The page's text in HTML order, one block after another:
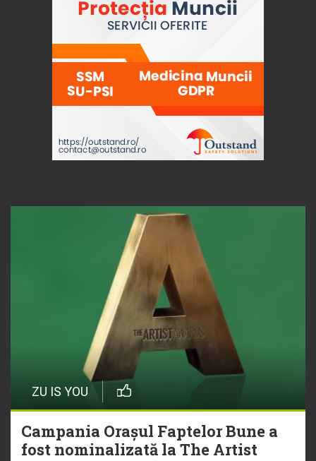
ZU IS YOU
Campania Orașul Faptelor Bune a
fost nominalizată la The Artist